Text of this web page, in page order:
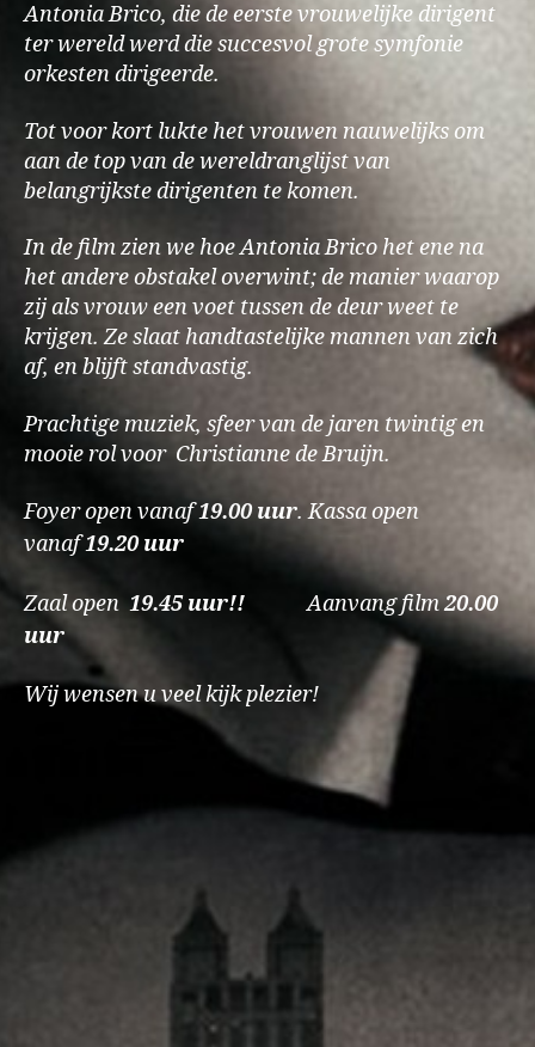
Antonia Brico, die de eerste vrouwelijke dirigent
ter wereld werd die succesvol grote symfonie
orkesten dirigeerde.
Tot voor kort lukte het vrouwen nauwelijks om
aan de top van de wereldranglijst van
belangrijkste dirigenten te komen.
In de film zien we hoe Antonia Brico het ene na
het andere obstakel overwint; de manier waarop
zij als vrouw een voet tussen de deur weet te
krijgen. Ze slaat handtastelijke mannen van zich
af, en blijft standvastig.
Prachtige muziek, sfeer van de jaren twintig en
mooie rol voor Christianne de Bruijn.
Foyer open vanaf19.00 uur. Kassa open
vanaf19.20 uur
Zaal open 19.45 uur!! Aanvang film20.00
uur
Wij wensen u veel kijk plezier!